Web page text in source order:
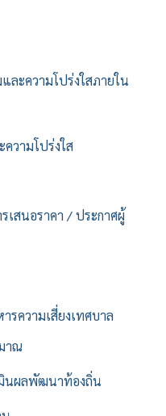
ละความโปร่งใสภายใน
วามโปร่งใส
เสนอราคา / ประกาศผู้
รความเสี่ยงเทศบาล
าณ
นผลพัฒนาท้องถิ่น